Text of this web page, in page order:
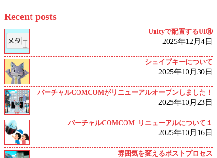
Recent posts
Unityで配置するUI⑭
2025年12月4日
シェイプキーについて
2025年10月30日
バーチャルCOMCOMがリニューアルオープンしました！
2025年10月23日
バーチャルCOMCOM_リニューアルについて１
2025年10月16日
雰囲気を変えるポストプロセス